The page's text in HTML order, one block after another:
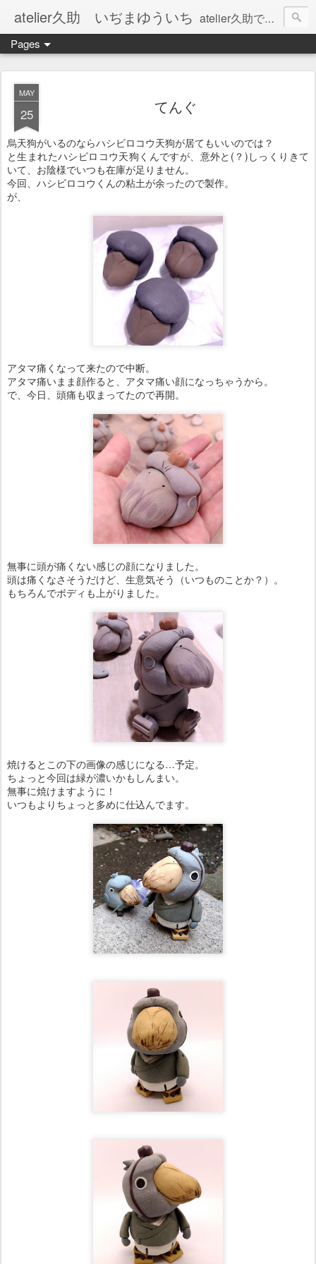
atelier久助 いぢまゆういち atelier久助では土と火から暖かなモノたちを生み出しています。 ご覧になられた方が和んで頂ければ幸いです。
Pages
MAY
25 てんぐ
烏天狗がいるのならハシビロコウ天狗が居てもいいのでは？
と生まれたハシビロコウ天狗くんですが、意外と(？)しっくりきて
いて、お陰様でいつも在庫が足りません。
今回、ハシビロコウくんの粘土が余ったので製作。
が、
アタマ痛くなって来たので中断。
アタマ痛いまま顔作ると、アタマ痛い顔になっちゃうから。
で、今日、頭痛も収まってたので再開。
無事に頭が痛くない感じの顔になりました。
頭は痛くなさそうだけど、生意気そう（いつものことか？）。
もちろんでボディも上がりました。
焼けるとこの下の画像の感じになる…予定。
ちょっと今回は緑が濃いかもしんまい。
無事に焼けますように！
いつもよりちょっと多めに仕込んでます。